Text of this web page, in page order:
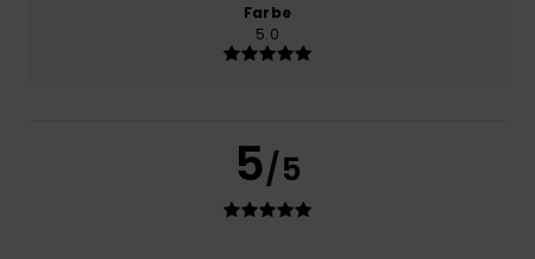
Farbe
5.0
5/5